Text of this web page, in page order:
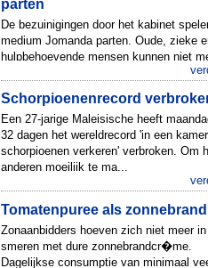
parten
De bezuinigingen door het kabinet
medium Jomanda parten. Oude, zieke
hulpbehoevende mensen kunnen niet
Schorpioenenrecord
Een 27-jarige Maleisische heeft
32 dagen het wereldrecord 'in een
schorpioenen verkeren' verbroken. Om
anderen moeilijk te ma...
Tomatenpuree als zonnebrand
Zonaanbidders hoeven zich niet meer
smeren met dure zonnebrandcr�me.
Dagelijkse consumptie van minimaal